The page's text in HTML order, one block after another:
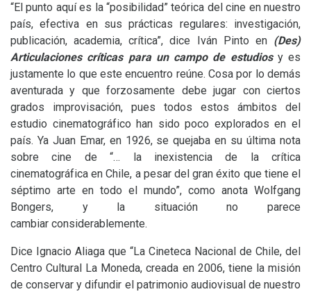
“El punto aquí es la “posibilidad” teórica del cine en nuestro
país, efectiva en sus prácticas regulares: investigación,
publicación, academia, crítica”, dice Iván Pinto en (Des)
Articulaciones críticas para un campo de estudiosy es
justamente lo que este encuentro reúne. Cosa por lo demás
aventurada y que forzosamente debe jugar con ciertos
grados improvisación, pues todos estos ámbitos del
estudio cinematográfico han sido poco explorados en el
país. Ya Juan Emar, en 1926, se quejaba en su última nota
sobre cine de “… la inexistencia de la crítica
cinematográfica en Chile, a pesar del gran éxito que tiene el
séptimo arte en todo el mundo”, como anota Wolfgang
Bongers, y la situación no parece
cambiar considerablemente.
Dice Ignacio Aliaga que “La Cineteca Nacional de Chile, del
Centro Cultural La Moneda, creada en 2006, tiene la misión
de conservar y difundir el patrimonio audiovisual de nuestro